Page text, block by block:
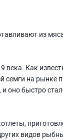
из
Как
семги на рынке
оно быстро
видов